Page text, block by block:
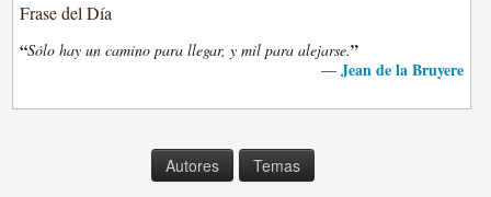
Frase del Día
“Sólo hay un camino para llegar, y mil para alejarse.”
— Jean de la Bruyere
Autores Temas